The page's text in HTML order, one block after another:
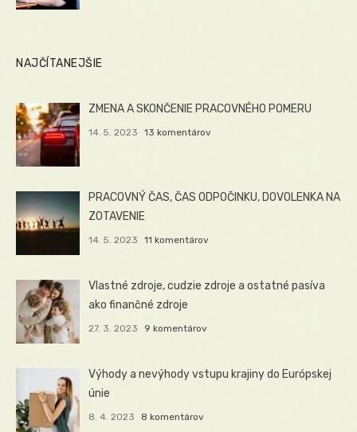
NAJČÍTANEJŠIE
ZMENA A SKONČENIE PRACOVNÉHO POMERU
14. 5. 2023 13 komentárov
PRACOVNÝ ČAS, ČAS ODPOČINKU, DOVOLENKA NA
ZOTAVENIE
14. 5. 2023 11 komentárov
Vlastné zdroje, cudzie zdroje a ostatné pasíva
ako finančné zdroje
27. 3. 2023 9 komentárov
Výhody a nevýhody vstupu krajiny do Európskej
únie
8. 4. 2023 8 komentárov